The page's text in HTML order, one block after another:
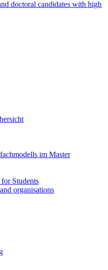
doctoral candidates with high
im Master
Students
organisations